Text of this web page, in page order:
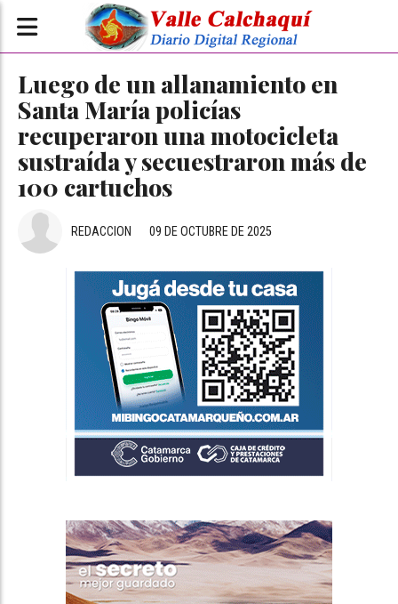
Luego de un allanamiento en
Santa María policías
recuperaron una motocicleta
sustraída y secuestraron más de
100 cartuchos
09 DE OCTUBRE DE 2025
REDACCION